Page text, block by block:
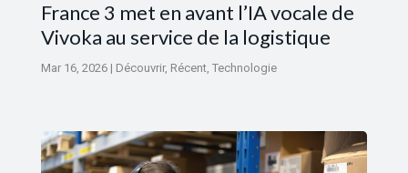
France 3 met en avant l’IA vocale de
Vivoka au service de la logistique
Mar 16, 2026| Découvrir, Récent, Technologie